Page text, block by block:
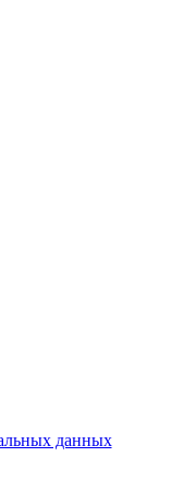
данных